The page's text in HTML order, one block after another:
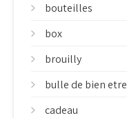
bouteilles
box
brouilly
bulle de bien etre
cadeau